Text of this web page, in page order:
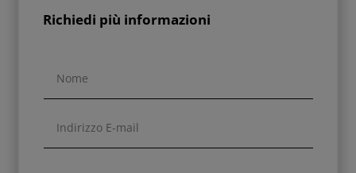
Richiedi più informazioni